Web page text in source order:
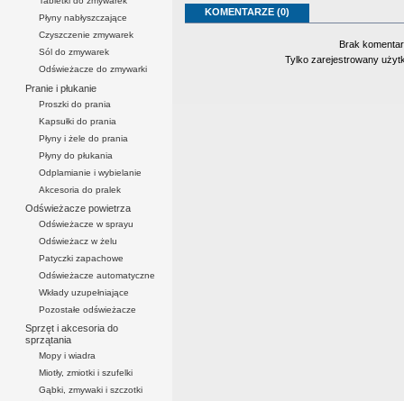
Płyny nabłyszczające
Czyszczenie zmywarek
Sól do zmywarek
Odświeżacze do zmywarki
Pranie i płukanie
Proszki do prania
Kapsułki do prania
Płyny i żele do prania
Płyny do płukania
Odplamianie i wybielanie
Akcesoria do pralek
Odświeżacze powietrza
Odświeżacze w sprayu
Odświeżacz w żelu
Patyczki zapachowe
Odświeżacze automatyczne
Wkłady uzupełniające
Pozostałe odświeżacze
Sprzęt i akcesoria do
sprzątania
Mopy i wiadra
Miotły, zmiotki i szufelki
Gąbki, zmywaki i szczotki
KOMENTARZE (0)
Brak
Tylko zarejestrowany